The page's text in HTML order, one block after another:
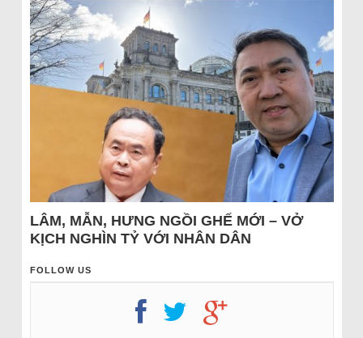
LÂM, MẪN, HƯNG NGỒI GHẾ MỚI – VỞ
KỊCH NGHÌN TỶ VỚI NHÂN DÂN
FOLLOW US